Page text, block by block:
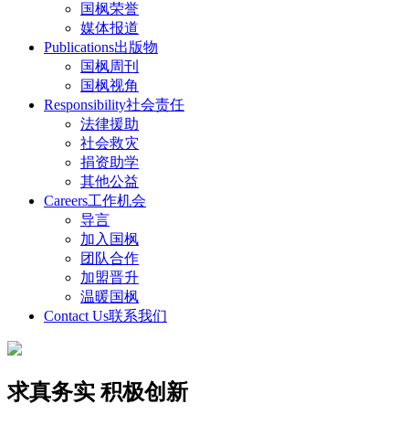
国枫荣誉
媒体报道
Publications出版物
国枫周刊
国枫视角
Responsibility社会责任
法律援助
社会救灾
捐资助学
其他公益
Careers工作机会
导言
加入国枫
团队合作
加盟晋升
温暖国枫
Contact Us联系我们
求真务实 积极创新